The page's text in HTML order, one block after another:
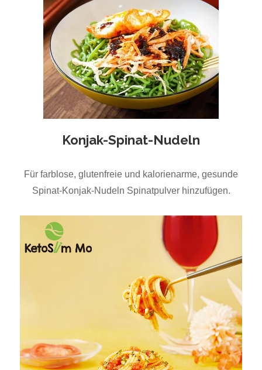
Konjak-Spinat-Nudeln
Für farblose, glutenfreie und kalorienarme, gesunde
Spinat-Konjak-Nudeln Spinatpulver hinzufügen.